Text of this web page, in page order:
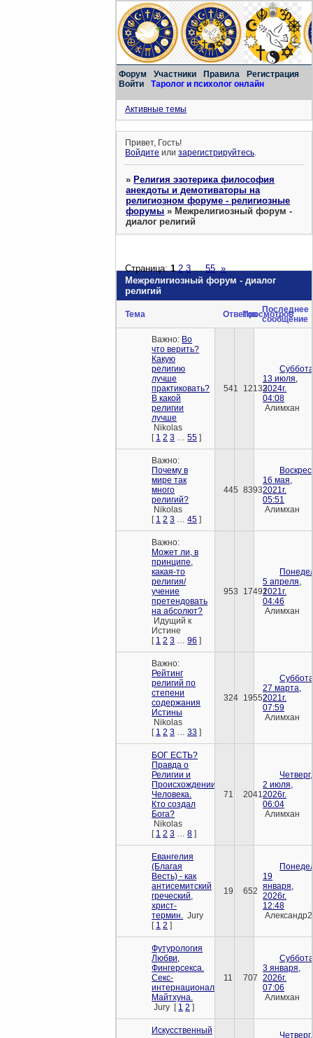
Форум Участники Правила
Регистрация
Войти
Таролог и психолог онлайн
Активные темы
Привет, Гость!
Войдите илизарегистрируйтесь.
»Религия эзотерика философия
анекдоты и демотиваторы на
религиозном форуме - религиозные
форумы »Межрелигиозный форум -
диалог религий
Межрелигиозный форум - диалог
религий
Страница:1 2 3 … 55 »
Тема ОтветовПросмотров
Последнее
сообщение
Важно: Во
что верить?
Какую
религию
лучше
практиковать?
В какой
религии
лучше
Nikolas
[ 1 2 3 55 ]
541 12133
13 июля,
2024г.
04:08
Алимхан
Важно:
Почему в
мире так
много
религий?
Nikolas
[ 1 2 3 45 ]
445 8393
16 мая,
2021г.
05:51
Алимхан
Важно:
Может ли, в
принципе,
какая-то
религия/
учение
претендовать
на абсолют?
Идущий к
Истине
[ 1 2 3 96 ]
953 17491
5 апреля,
2021г.
04:46
Алимхан
Важно:
Рейтинг
религий по
степени
содержания
Истины
Nikolas
[ 1 2 3 33 ]
324 19552
27 марта,
2021г.
07:59
Алимхан
БОГ ЕСТЬ?
Правда о
Религии и
Происхождении
Человека.
Кто создал
Бога?
Nikolas
[ 1 2 3 8 ]
71 2041
Четверг,
2 июля,
2026г.
06:04
Алимхан
Евангелия
(Благая
Весть) - как
антисемитский
греческий,
христ-
термин.
Jury
[ 1 2 ]
19 652
19
января,
2026г.
12:48
Футурология
Любви,
Фингерсекса.
Секс-
интернационал
Майтхуна.
Jury [ 1 2 ]
11 707
3 января,
2026г.
07:06
Алимхан
Искусственный
Четверг,